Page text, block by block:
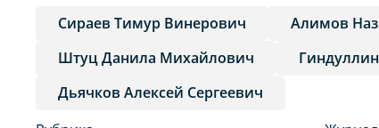
Сираев Тимур Винерович
Алимов
Штуц Данила Михайлович
Дьячков Алексей Сергеевич